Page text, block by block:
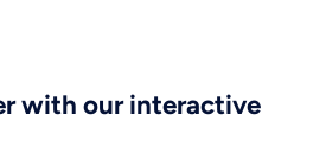
with our interactive